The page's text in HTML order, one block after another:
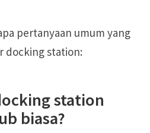
pertanyaan umum yang
docking station:
station
biasa?